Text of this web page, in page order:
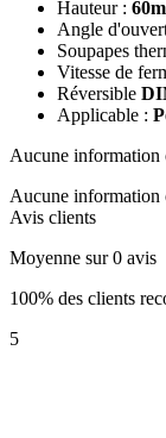
Hauteur :
Angle
Soupapes
Vitesse de
Réversible
Applicable :
Aucune information
Aucune information
Avis clients
Moyenne sur 0 avis
100% des
5